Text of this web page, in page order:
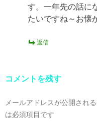
す。一年先の話に
たいですね～お懐
返信
コメントを残す
メールアドレスが公開され
は必須項目です